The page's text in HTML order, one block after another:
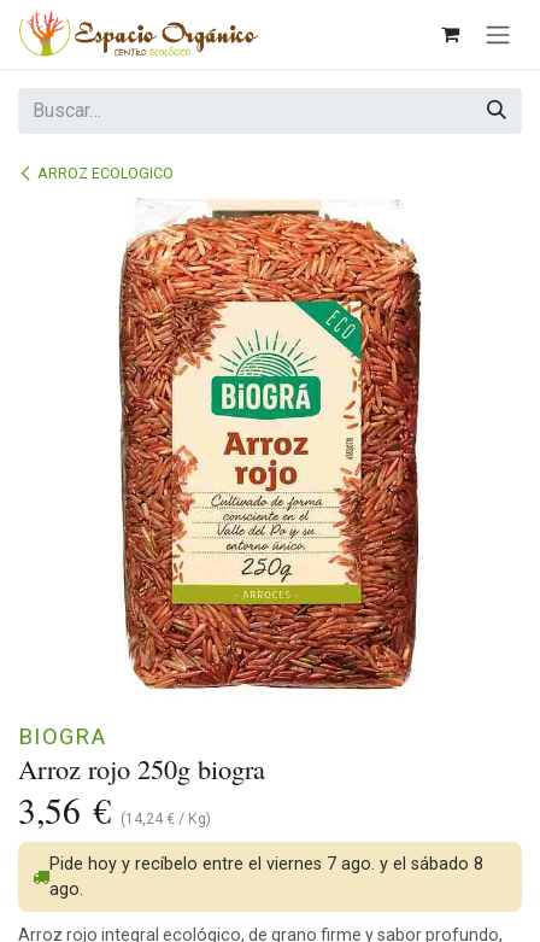
Ir al contenido
ARROZ ECOLOGICO
Arroz rojo 250g biogra
BIOGRA
3,56 € (14,24 € / Kg)
Pide hoy y recíbelo entre el viernes 7 ago. y el sábado 8
ago.
Arroz rojo integral ecológico, de grano firme y sabor profundo,